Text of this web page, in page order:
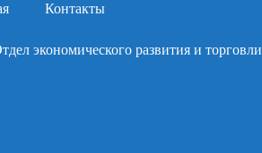
Контакты
экономического развития и торговли